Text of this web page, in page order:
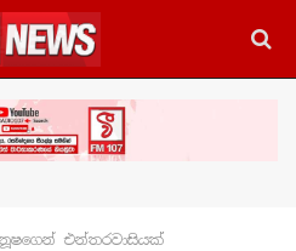
එන්තරවාසියක්